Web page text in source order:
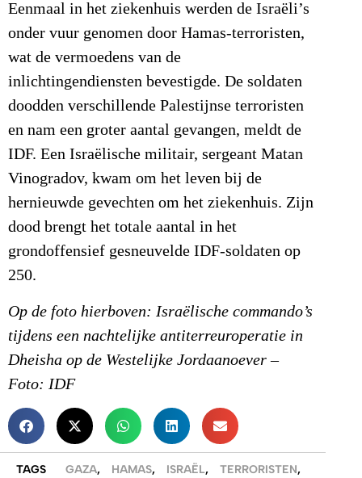
Eenmaal in het ziekenhuis werden de Israëli’s
onder vuur genomen door Hamas-terroristen,
wat de vermoedens van de
inlichtingendiensten bevestigde. De soldaten
doodden verschillende Palestijnse terroristen
en nam een groter aantal gevangen, meldt de
IDF. Een Israëlische militair, sergeant Matan
Vinogradov, kwam om het leven bij de
hernieuwde gevechten om het ziekenhuis. Zijn
dood brengt het totale aantal in het
grondoffensief gesneuvelde IDF-soldaten op
250.
Op de foto hierboven: Israëlische commando’s
tijdens een nachtelijke antiterreuroperatie in
Dheisha op de Westelijke Jordaanoever –
Foto: IDF
TAGS GAZA, HAMAS, ISRAËL, TERRORISTEN,